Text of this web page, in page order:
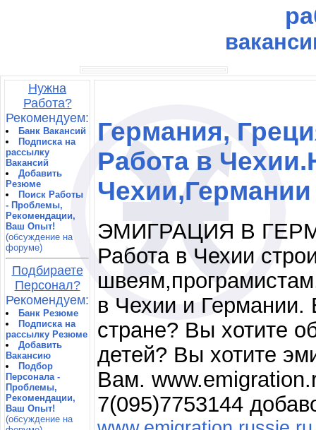
Нужна
Работа?
Рекомендуем:
Банк Вакансий
Подписка на
рассылку
Вакансий
Добавить
Резюме
Поиск Работы
- Проблемы,
Рекомендации,
Ваш Опыт!
(обсуждение на
форуме)
Подбираете
Персонал?
Рекомендуем:
Банк Резюме
Подписка на
рассылку Резюме
Добавить
Вакансию
Подбор
Персонала -
Проблемы,
Рекомендации,
Ваш Опыт!
(обсуждение на
Германия,
Работа в
Чехии,Германии
ЭМИГРАЦИЯ В
Работа в Чехии
в Чехии и Германии.
стране? Вы хотите
детей? Вы хотите
Вам.
7(095)7753144